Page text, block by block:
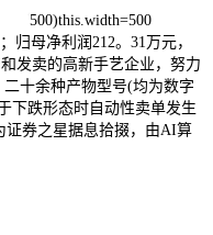
500)this.width=500
归母净利润212。31万元，
发卖的高新手艺企业，努力
十余种产物型号(均为数字
下跌形态时自动性卖单发生
证券之星据息拾掇，由AI算